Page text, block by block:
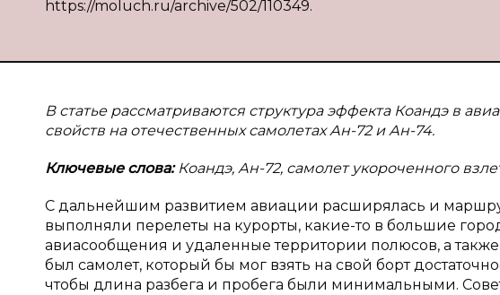
https://moluch.ru/archive/502/110349.
В статье рассматриваются структура эффекта Коандэ в
свойств на отечественных самолетах Ан-72 и Ан-74.
Ключевые слова: Коандэ, Ан-72, самолет укороченного
С дальнейшим развитием авиации расширялась и
выполняли перелеты на курорты, какие-то в большие
авиасообщения и удаленные территории полюсов, а
был самолет, который бы мог взять на свой борт
чтобы длина разбега и пробега были минимальными.